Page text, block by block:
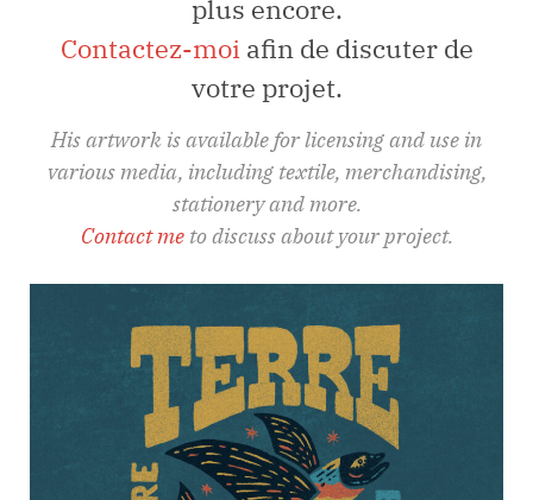
plus encore.
Contactez-moiafin de discuter de
votre projet.
His artwork is available for licensing and use in
various media, including textile, merchandising,
stationery and more.
Contact meto discuss about your project.